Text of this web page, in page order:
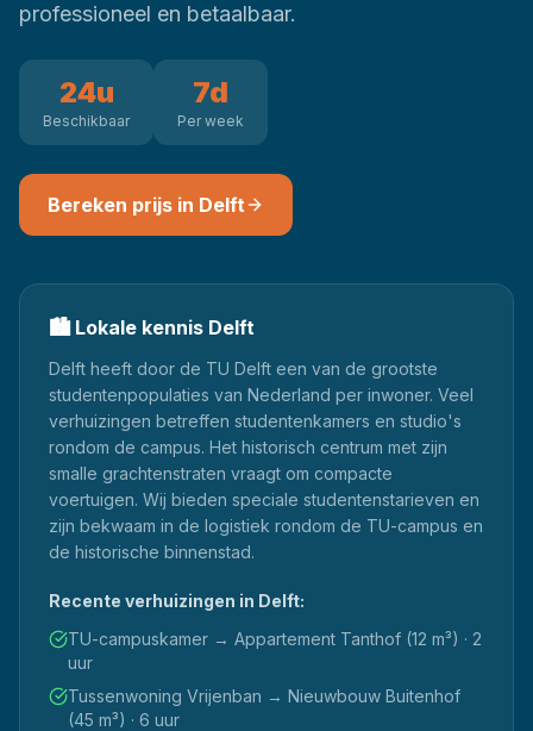
professioneel en betaalbaar.
24u
Beschikbaar
7d
Per week
Bereken prijs in Delft
🏙️ Lokale kennis Delft
Delft heeft door de TU Delft een van de grootste
studentenpopulaties van Nederland per inwoner. Veel
verhuizingen betreffen studentenkamers en studio's
rondom de campus. Het historisch centrum met zijn
smalle grachtenstraten vraagt om compacte
voertuigen. Wij bieden speciale studentenstarieven en
zijn bekwaam in de logistiek rondom de TU-campus en
de historische binnenstad.
Recente verhuizingen in Delft:
TU-campuskamer → Appartement Tanthof (12 m³) · 2
uur
Tussenwoning Vrijenban → Nieuwbouw Buitenhof
(45 m³) · 6 uur